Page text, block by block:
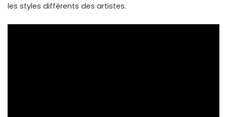
les styles différents des artistes.